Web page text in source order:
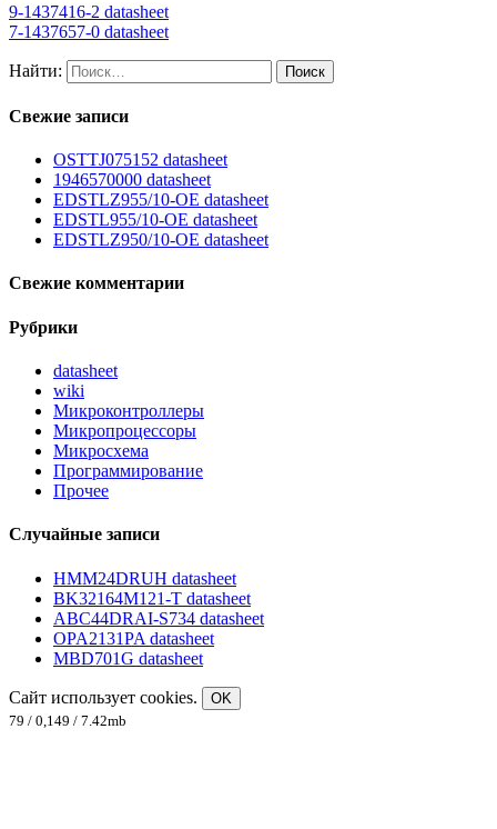
9-1437416-2 datasheet
7-1437657-0 datasheet
Найти:
Свежие записи
OSTTJ075152 datasheet
1946570000 datasheet
EDSTLZ955/10-OE datasheet
EDSTL955/10-OE datasheet
EDSTLZ950/10-OE datasheet
Свежие комментарии
Рубрики
datasheet
wiki
Микроконтроллеры
Микропроцессоры
Микросхема
Программирование
Прочее
Случайные записи
HMM24DRUH datasheet
BK32164M121-T datasheet
ABC44DRAI-S734 datasheet
OPA2131PA datasheet
MBD701G datasheet
Сайт использует cookies.
OK
79 / 0,149 / 7.42mb